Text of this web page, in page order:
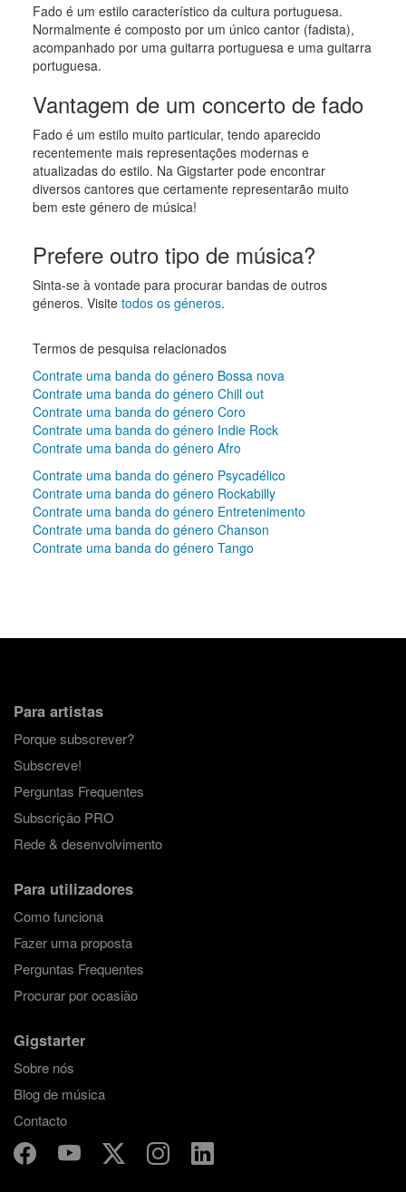
Fado é um estilo característico da cultura portuguesa.
Normalmente é composto por um único cantor (fadista),
acompanhado por uma guitarra portuguesa e uma guitarra
portuguesa.
Vantagem de um concerto de fado
Fado é um estilo muito particular, tendo aparecido
recentemente mais representações modernas e
atualizadas do estilo. Na Gigstarter pode encontrar
diversos cantores que certamente representarão muito
bem este género de música!
Prefere outro tipo de música?
Sinta-se à vontade para procurar bandas de outros
géneros. Visite todos os géneros.
Termos de pesquisa relacionados
Contrate uma banda do género Bossa nova
Contrate uma banda do género Chill out
Contrate uma banda do género Coro
Contrate uma banda do género Indie Rock
Contrate uma banda do género Afro
Contrate uma banda do género Psycadélico
Contrate uma banda do género Rockabilly
Contrate uma banda do género Entretenimento
Contrate uma banda do género Chanson
Contrate uma banda do género Tango
Para artistas
Porque subscrever?
Subscreve!
Perguntas Frequentes
Subscrição PRO
Rede & desenvolvimento
Para utilizadores
Como funciona
Fazer uma proposta
Perguntas Frequentes
Procurar por ocasião
Gigstarter
Sobre nós
Blog de música
Contacto